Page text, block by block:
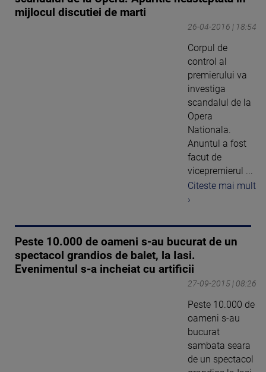
mijlocul discutiei de marti
26-04-2016 | 18:54
Corpul de
control al
premierului va
investiga
scandalul de la
Opera
Nationala.
Anuntul a fost
facut de
vicepremierul ...
Citeste mai mult
›
Peste 10.000 de oameni s-au bucurat de un
spectacol grandios de balet, la Iasi.
Evenimentul s-a incheiat cu artificii
27-09-2015 | 08:26
Peste 10.000 de
oameni s-au
bucurat
sambata seara
de un spectacol